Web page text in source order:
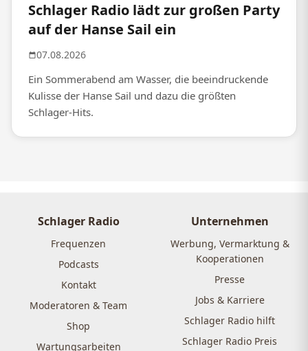
Schlager Radio lädt zur großen Party
auf der Hanse Sail ein
07.08.2026
Ein Sommerabend am Wasser, die beeindruckende
Kulisse der Hanse Sail und dazu die größten
Schlager-Hits.
Schlager Radio
Frequenzen
Podcasts
Kontakt
Moderatoren & Team
Shop
Wartungsarbeiten
Unternehmen
Werbung, Vermarktung &
Kooperationen
Presse
Jobs & Karriere
Schlager Radio hilft
Schlager Radio Preis